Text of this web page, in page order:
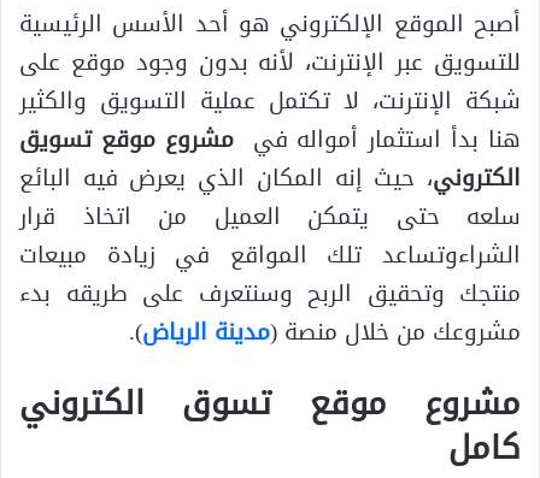
أصبح الموقع الإلكتروني هو أحد الأسس الرئيسية
للتسويق عبر الإنترنت، لأنه بدون وجود موقع على
شبكة الإنترنت، لا تكتمل عملية التسويق والكثير
هنا بدأ استثمار أمواله فيمشروع موقع تسويق
الكتروني، حيث إنه المكان الذي يعرض فيه البائع
سلعه حتى يتمكن العميل من اتخاذ قرار
الشراءوتساعد تلك المواقع في زيادة مبيعات
منتجك وتحقيق الربح وسنتعرف على طريقه بدء
مشروعك من خلال منصة (مدينة الرياض).
مشروع موقع تسوق الكتروني
كامل